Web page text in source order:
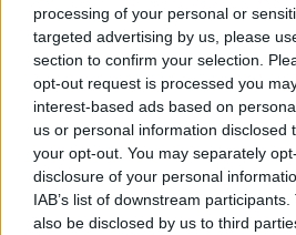
processing of your personal or
targeted advertising by us, please
section to confirm your selection.
opt-out request is processed you
interest-based ads based on
us or personal information disclosed
your opt-out. You may separately
disclosure of your personal
IAB’s list of downstream
also be disclosed by us to thirdACTUALITATE